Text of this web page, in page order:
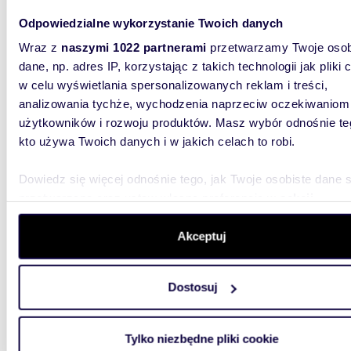
Odpowiedzialne wykorzystanie Twoich danych
Wraz z naszymi 1022 partnerami przetwarzamy Twoje
dane, np. adres IP, korzystając z takich technologii jak pliki
w celu wyświetlania spersonalizowanych reklam i treści,
analizowania tychże, wychodzenia naprzeciw oczekiwaniom
użytkowników i rozwoju produktów. Masz wybór odnośnie
kto używa Twoich danych i w jakich celach to robi.
Dowiedz się więcej odnośnie tego, jak Twoje osobiste dane
szczegółów. W Deklaracji plików cookie możesz zmienić
wycofać swoją zgodę w dowolnej chwili.
aby oferować funkcje społecznościowe i analizować ruch w
witrynie. Informacje o tym, jak korzystasz z naszej witryny,
analitycznym. Partnerzy mogą połączyć te informacje z
Akceptuj
Dostosuj
Tylko niezbędne pliki cookie
2